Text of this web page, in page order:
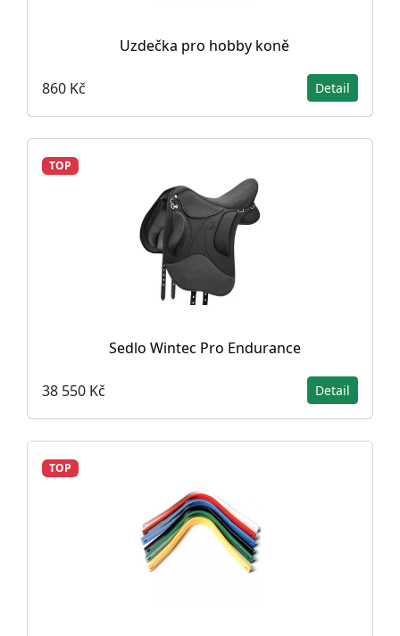
Uzdečka pro hobby koně
860 Kč Detail
TOP
Sedlo Wintec Pro Endurance
38 550 Kč Detail
TOP